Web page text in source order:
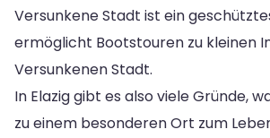
Versunkene Stadt ist ein
ermöglicht Bootstouren zu kleinen
Versunkenen Stadt.
In Elazig gibt es also viele Gründe,
zu einem besonderen Ort zum